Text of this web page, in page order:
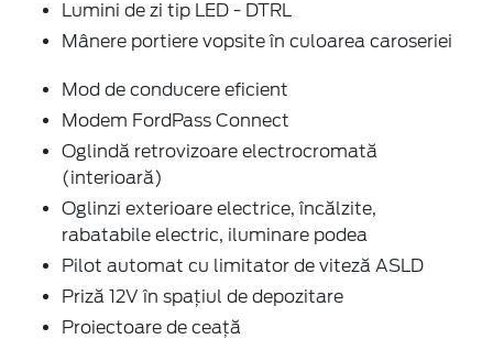
Lumini de zi tip LED - DTRL
Mânere portiere vopsite în culoarea caroseriei
Mod de conducere eficient
Modem FordPass Connect
Oglindă retrovizoare electrocromată
(interioară)
Oglinzi exterioare electrice, încălzite,
rabatabile electric, iluminare podea
Pilot automat cu limitator de viteză ASLD
Priză 12V în spaţiul de depozitare
Proiectoare de ceaţă